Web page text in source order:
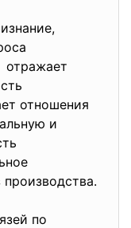
отражает
отношения
и
по